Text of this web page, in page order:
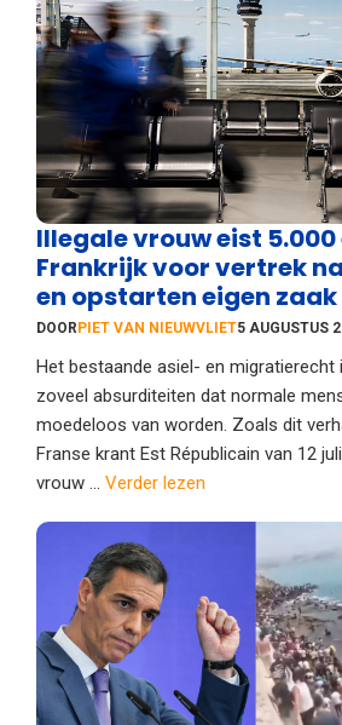
Illegale vrouw eist
Frankrijk voor vertrek
en opstarten eigen zaak
DOOR PIET VAN NIEUWVLIET5 AUGUSTUS
Het bestaande asiel- en migratierecht
zoveel absurditeiten dat normale
moedeloos van worden. Zoals dit
Franse krant Est Républicain van 12
vrouw ... Verder lezen